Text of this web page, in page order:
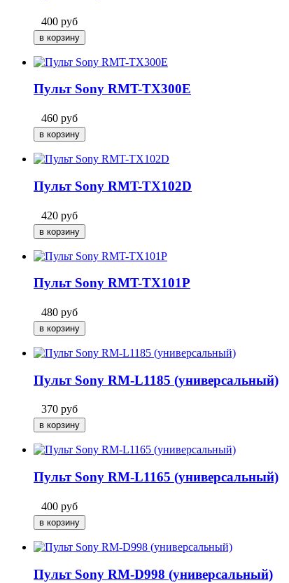
400 руб
Пульт Sony RMT-TX300E
460 руб
Пульт Sony RMT-TX102D
420 руб
Пульт Sony RMT-TX101P
480 руб
Пульт Sony RM-L1185 (универсальный)
370 руб
Пульт Sony RM-L1165 (универсальный)
400 руб
Пульт Sony RM-D998 (универсальный)